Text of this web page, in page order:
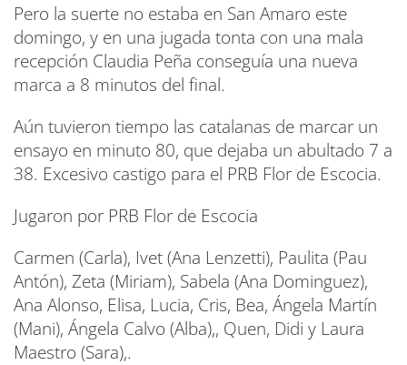
Pero la suerte no estaba en San Amaro este
domingo, y en una jugada tonta con una mala
recepción Claudia Peña conseguía una nueva
marca a 8 minutos del final.
Aún tuvieron tiempo las catalanas de marcar un
ensayo en minuto 80, que dejaba un abultado 7 a
38. Excesivo castigo para el PRB Flor de Escocia.
Jugaron por PRB Flor de Escocia
Carmen (Carla), Ivet (Ana Lenzetti), Paulita (Pau
Antón), Zeta (Miriam), Sabela (Ana Dominguez),
Ana Alonso, Elisa, Lucia, Cris, Bea, Ángela Martín
(Mani), Ángela Calvo (Alba),, Quen, Didi y Laura
Maestro (Sara),.